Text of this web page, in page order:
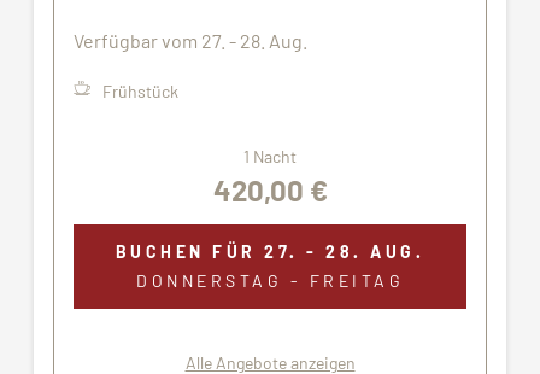
Verfügbar vom 27. - 28. Aug.
Frühstück
1 Nacht
420,00 €
BUCHEN FÜR27. - 28. AUG.
DONNERSTAG - FREITAG
Alle Angebote anzeigen